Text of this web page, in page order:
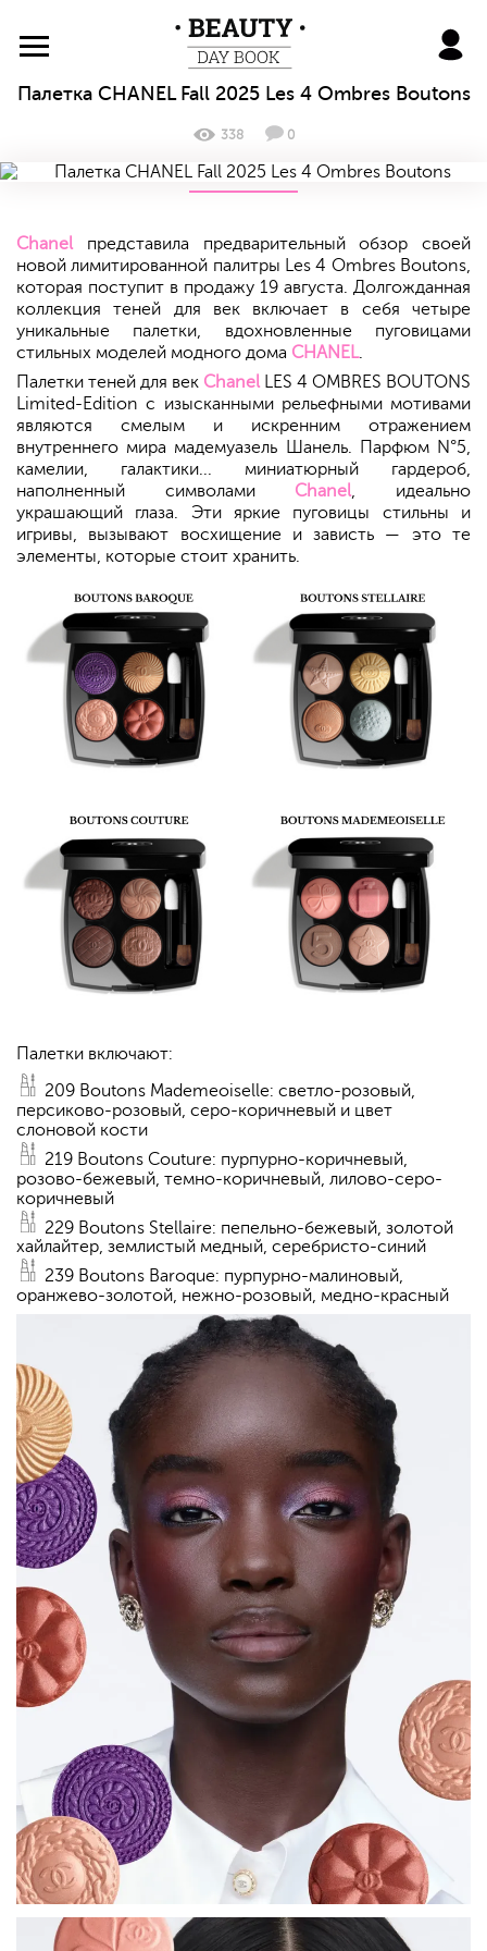
BeautyDayBook
Палетка CHANEL Fall 2025 Les 4 Ombres Boutons
338 0
Chanelпредставила предварительный обзор своей
новой лимитированной палитры Les 4 Ombres Boutons,
которая поступит в продажу 19 августа. Долгожданная
коллекция теней для век включает в себя четыре
уникальные палетки, вдохновленные пуговицами
стильных моделей модного дома CHANEL.
Палетки теней для век ChanelLES 4 OMBRES BOUTONS
Limited-Edition с изысканными рельефными мотивами
являются смелым и искренним отражением
внутреннего мира мадемуазель Шанель. Парфюм N°5,
камелии, галактики... миниатюрный гардероб,
наполненный символами Chanel, идеально
украшающий глаза. Эти яркие пуговицы стильны и
игривы, вызывают восхищение и зависть — это те
элементы, которые стоит хранить.
Палетки включают:
209 Boutons Mademeoiselle: светло-розовый,
персиково-розовый, серо-коричневый и цвет
слоновой кости
219 Boutons Couture: пурпурно-коричневый,
розово-бежевый, темно-коричневый, лилово-серо-
коричневый
229 Boutons Stellaire: пепельно-бежевый, золотой
хайлайтер, землистый медный, серебристо-синий
239 Boutons Baroque: пурпурно-малиновый,
оранжево-золотой, нежно-розовый, медно-красный